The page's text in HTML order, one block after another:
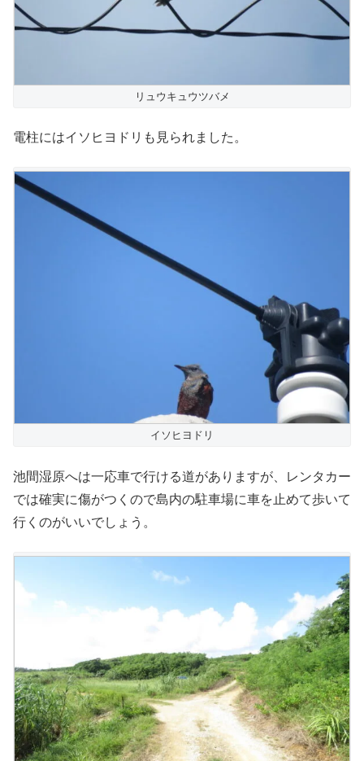
リュウキュウツバメ
電柱にはイソヒヨドリも見られました。
イソヒヨドリ
池間湿原へは一応車で行ける道がありますが、レンタカー
では確実に傷がつくので島内の駐車場に車を止めて歩いて
行くのがいいでしょう。